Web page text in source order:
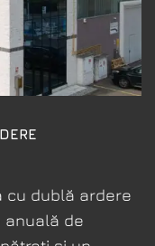
cu dublă ardere
anuală de